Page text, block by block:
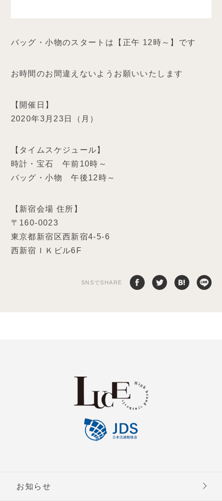
バッグ・小物のスタートは【正午 12時～】です
お時間のお間違えないようお願いいたします
【開催日】
2020年3月23日（月）
【タイムスケジュール】
時計・宝石 午前10時～
バッグ・小物 午後12時～
【新宿会場 住所】
〒160-0023
東京都新宿区西新宿4-5-6
西新宿ＩＫビル6F
SNSでSHARE
お知らせ